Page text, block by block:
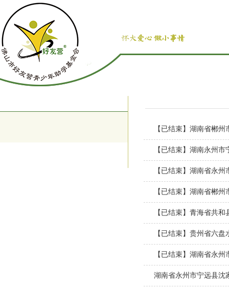
【已结束】湖南省郴
【已结束】湖南永州
【已结束】湖南省永
【已结束】湖南省郴
【已结束】青海省共
【已结束】贵州省六
【已结束】湖南省永
湖南省永州市宁远县沈